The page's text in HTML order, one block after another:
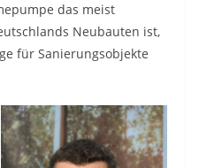
das meist
Neubauten ist,
für Sanierungsobjekte